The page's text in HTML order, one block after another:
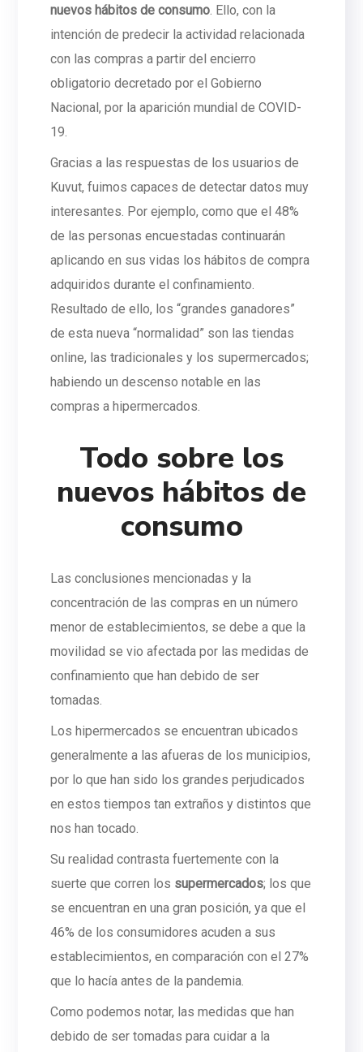
nuevos hábitos de consumo. Ello, con la
intención de predecir la actividad relacionada
con las compras a partir del encierro
obligatorio decretado por el Gobierno
Nacional, por la aparición mundial de COVID-
19.
Gracias a las respuestas de los usuarios de
Kuvut, fuimos capaces de detectar datos muy
interesantes. Por ejemplo, como que el 48%
de las personas encuestadas continuarán
aplicando en sus vidas los hábitos de compra
adquiridos durante el confinamiento.
Resultado de ello, los “grandes ganadores”
de esta nueva “normalidad” son las tiendas
online, las tradicionales y los supermercados;
habiendo un descenso notable en las
compras a hipermercados.
Todo sobre los
nuevos hábitos de
consumo
Las conclusiones mencionadas y la
concentración de las compras en un número
menor de establecimientos, se debe a que la
movilidad se vio afectada por las medidas de
confinamiento que han debido de ser
tomadas.
Los hipermercados se encuentran ubicados
generalmente a las afueras de los municipios,
por lo que han sido los grandes perjudicados
en estos tiempos tan extraños y distintos que
nos han tocado.
Su realidad contrasta fuertemente con la
suerte que corren los supermercados; los que
se encuentran en una gran posición, ya que el
46% de los consumidores acuden a sus
establecimientos, en comparación con el 27%
que lo hacía antes de la pandemia.
Como podemos notar, las medidas que han
debido de ser tomadas para cuidar a la